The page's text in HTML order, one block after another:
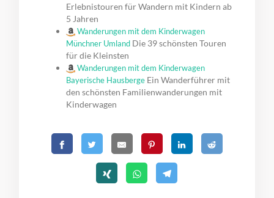
Erlebnistouren für Wandern mit Kindern ab
5 Jahren
Wanderungen mit dem Kinderwagen
Münchner Umland Die 39 schönsten Touren
für die Kleinsten
Wanderungen mit dem Kinderwagen
Bayerische Hausberge Ein Wanderführer mit
den schönsten Familienwanderungen mit
Kinderwagen